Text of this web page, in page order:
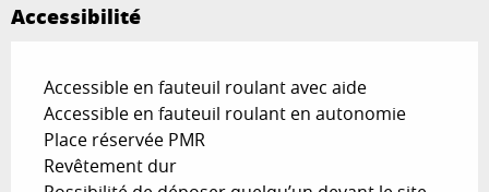
Accessibilité
Accessible en fauteuil roulant avec aide
Accessible en fauteuil roulant en autonomie
Place réservée PMR
Revêtement dur